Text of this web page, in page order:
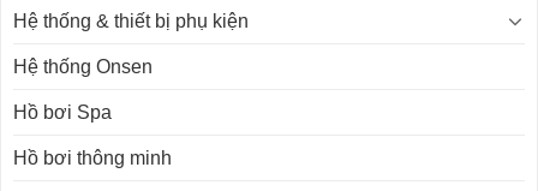
Hệ thống & thiết bị phụ kiện
Hệ thống Onsen
Hồ bơi Spa
Hồ bơi thông minh